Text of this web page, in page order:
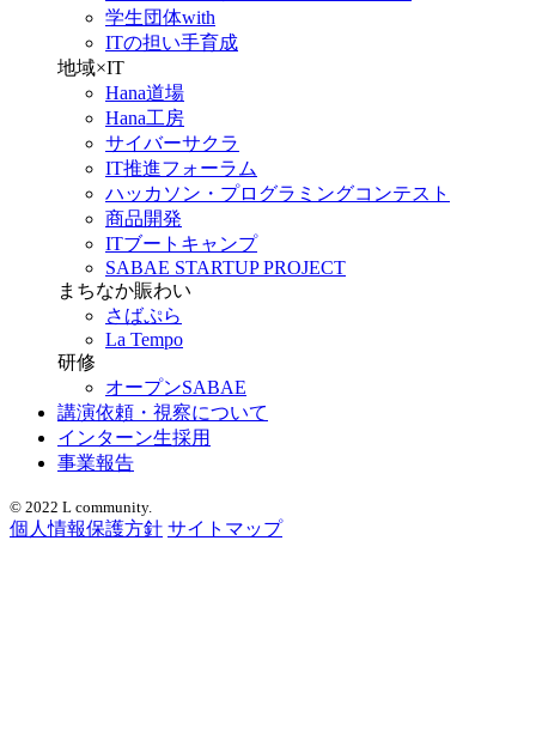
学生団体with
ITの担い手育成
地域×IT
Hana道場
Hana工房
サイバーサクラ
IT推進フォーラム
ハッカソン・プログラミングコンテスト
商品開発
ITブートキャンプ
SABAE STARTUP PROJECT
まちなか賑わい
さばぷら
La Tempo
研修
オープンSABAE
講演依頼・視察について
インターン生採用
事業報告
© 2022 L community.
個人情報保護方針 サイトマップ